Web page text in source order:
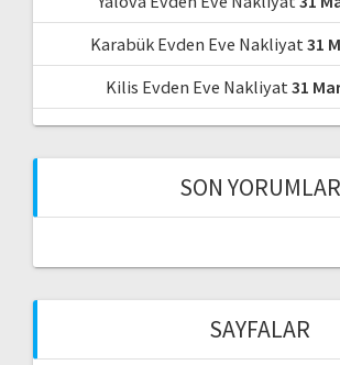
Karabük Evden Eve Nakliyat31
Kilis Evden Eve Nakliyat31
SON YORUMLAR
SAYFALAR